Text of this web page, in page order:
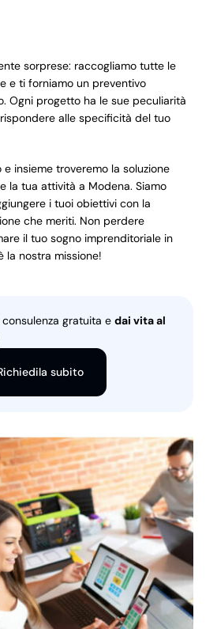
sorprese: raccogliamo tutte le
e ti forniamo un preventivo
Ogni progetto ha le sue peculiarità
alle specificità del tuo
insieme troveremo la soluzione
la tua attività a Modena. Siamo
i tuoi obiettivi con la
che meriti. Non perdere
il tuo sogno imprenditoriale in
la nostra missione!
gratuita e dai vita al
subito